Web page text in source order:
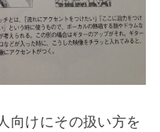
向けにその扱い方を